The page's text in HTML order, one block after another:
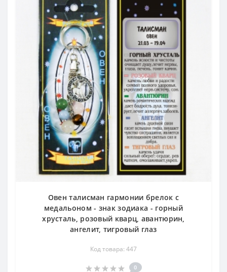
Овен талисман гармонии брелок с
медальоном - знак зодиака - горный
хрусталь, розовый кварц, авантюрин,
ангелит, тигровый глаз
Код товара: 447
0